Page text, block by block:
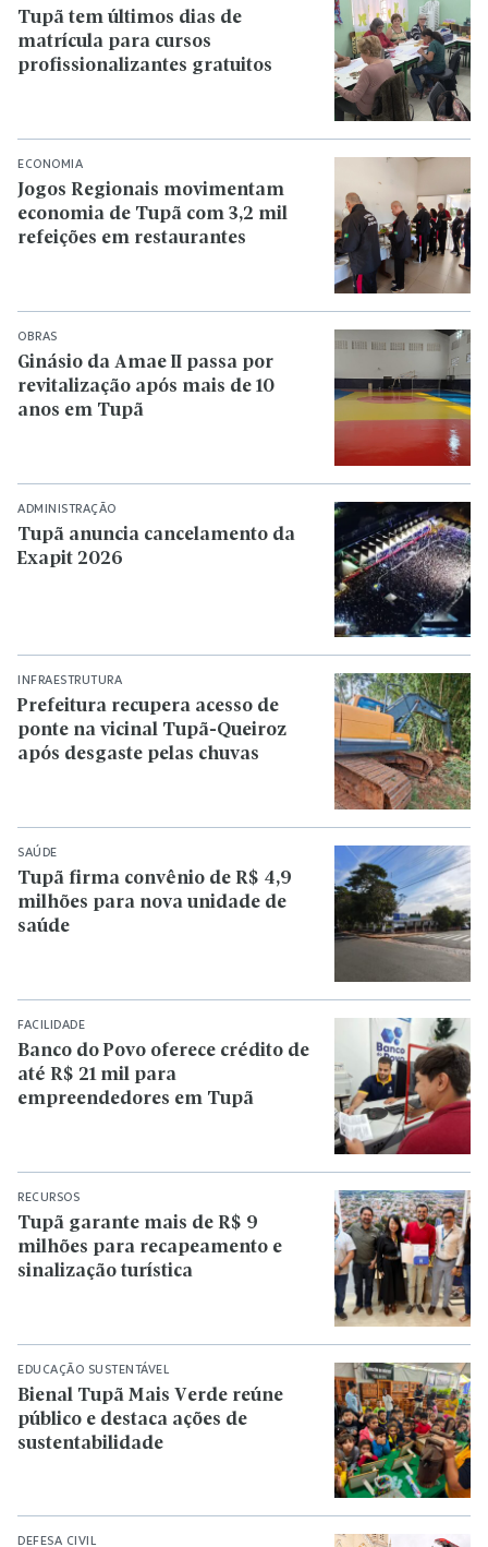
Tupã tem últimos dias de
matrícula para cursos
profissionalizantes gratuitos
ECONOMIA
Jogos Regionais movimentam
economia de Tupã com 3,2 mil
refeições em restaurantes
OBRAS
Ginásio da Amae II passa por
revitalização após mais de 10
anos em Tupã
ADMINISTRAÇÃO
Tupã anuncia cancelamento da
Exapit 2026
INFRAESTRUTURA
Prefeitura recupera acesso de
ponte na vicinal Tupã-Queiroz
após desgaste pelas chuvas
SAÚDE
Tupã firma convênio de R$ 4,9
milhões para nova unidade de
saúde
FACILIDADE
Banco do Povo oferece crédito de
até R$ 21 mil para
empreendedores em Tupã
RECURSOS
Tupã garante mais de R$ 9
milhões para recapeamento e
sinalização turística
EDUCAÇÃO SUSTENTÁVEL
Bienal Tupã Mais Verde reúne
público e destaca ações de
sustentabilidade
DEFESA CIVIL